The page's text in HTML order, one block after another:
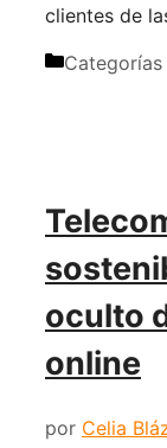
clientes de
Categorías
oculto
online
por Celia